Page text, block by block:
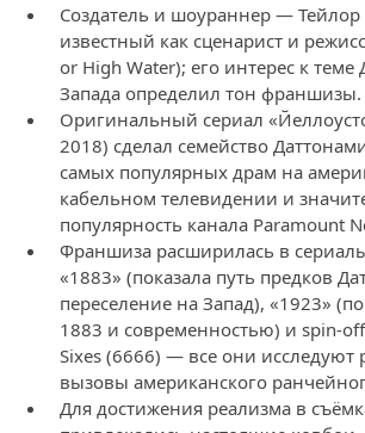
Создатель и шоураннер —
известный как сценарист и
or High Water); его интерес к
Запада определил тон франшизы.
Оригинальный сериал
2018) сделал семейство
самых популярных драм на
кабельном телевидении и
популярность канала Paramount
Франшиза расширилась в
«1883» (показала путь предков
переселение на Запад), «1923»
1883 и современностью) и
Sixes (6666) — все они исследуют
вызовы американского
Для достижения реализма в